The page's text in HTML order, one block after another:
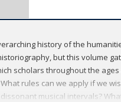
history of the
but this volume
scholars throughout the
rules can we apply if we
musical intervals?